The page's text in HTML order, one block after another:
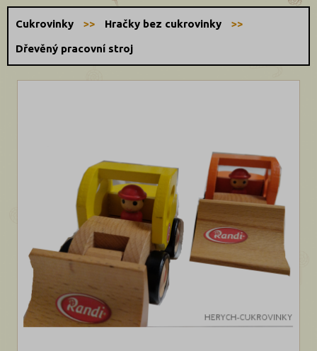
Cukrovinky Hračky bez cukrovinky
Dřevěný pracovní stroj